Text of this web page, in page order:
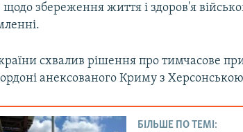
щодо збереження життя і здоров'я
схвалив рішення про тимчасове
анексованого Криму з
БІЛЬШЕ ПО ТЕМІ: